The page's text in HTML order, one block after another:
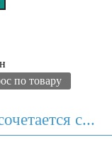
по товару
с...